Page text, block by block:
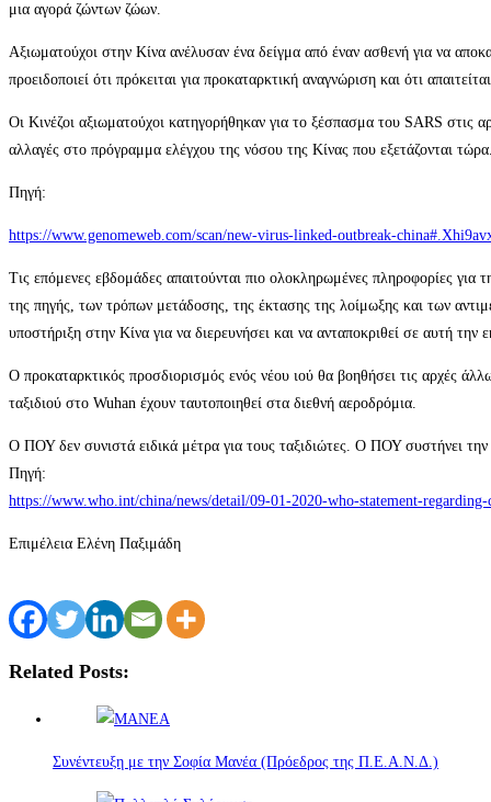
μια αγορά ζώντων ζώων.
Αξιωματούχοι στην Κίνα ανέλυσαν ένα δείγμα από έναν ασθενή για να
προειδοποιεί ότι πρόκειται για προκαταρκτική αναγνώριση και ότι
Οι Κινέζοι αξιωματούχοι κατηγορήθηκαν για το ξέσπασμα του SARS
αλλαγές στο πρόγραμμα ελέγχου της νόσου της Κίνας που εξετάζονται
Πηγή:
https://www.genomeweb.com/scan/new-virus-linked-outbreak-
Τις επόμενες εβδομάδες απαιτούνται πιο ολοκληρωμένες πληροφορίες για
της πηγής, των τρόπων μετάδοσης, της έκτασης της λοίμωξης και των
υποστήριξη στην Κίνα για να διερευνήσει και να ανταποκριθεί σε αυτή την
Ο προκαταρκτικός προσδιορισμός ενός νέου ιού θα βοηθήσει τις αρχές
ταξιδιού στο Wuhan έχουν ταυτοποιηθεί στα διεθνή αεροδρόμια.
Ο ΠΟΥ δεν συνιστά ειδικά μέτρα για τους ταξιδιώτες. Ο ΠΟΥ συστήνει
Πηγή:
https://www.who.int/china/news/detail/09-01-2020-who-statement-
Επιμέλεια Ελένη Παξιμάδη
Related Posts:
Συνέντευξη με την Σοφία Μανέα (Πρόεδρος της Π.Ε.Α.Ν.Δ.)